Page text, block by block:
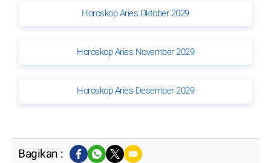
Horoskop Aries Oktober 2029
Horoskop Aries November 2029
Horoskop Aries Desember 2029
Bagikan :